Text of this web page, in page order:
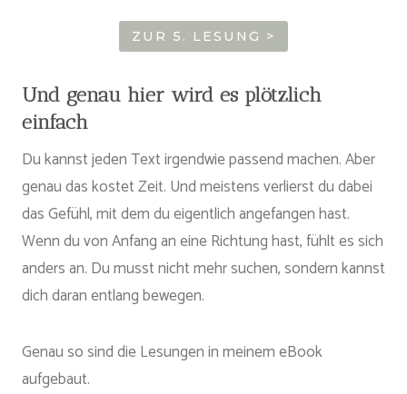
ZUR 5. LESUNG >
Und genau hier wird es plötzlich
einfach
Du kannst jeden Text irgendwie passend machen. Aber
genau das kostet Zeit. Und meistens verlierst du dabei
das Gefühl, mit dem du eigentlich angefangen hast.
Wenn du von Anfang an eine Richtung hast, fühlt es sich
anders an. Du musst nicht mehr suchen, sondern kannst
dich daran entlang bewegen.
Genau so sind die Lesungen in meinem eBook
aufgebaut.